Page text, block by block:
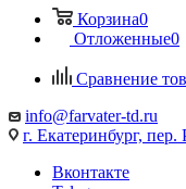
Корзина0
Отложенные0
Сравнение
info@farvater-td.ru
г. Екатеринбург,
Вконтакте